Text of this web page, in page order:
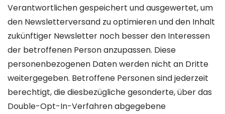
Verantwortlichen gespeichert und ausgewertet, um
den Newsletterversand zu optimieren und den Inhalt
zukünftiger Newsletter noch besser den Interessen
der betroffenen Person anzupassen. Diese
personenbezogenen Daten werden nicht an Dritte
weitergegeben. Betroffene Personen sind jederzeit
berechtigt, die diesbezügliche gesonderte, über das
Double-Opt-In-Verfahren abgegebene